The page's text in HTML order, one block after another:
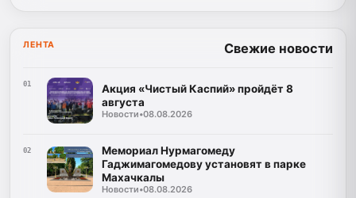
ЛЕНТА Свежие новости
01
Акция «Чистый Каспий» пройдёт 8
августа
Новости•08.08.2026
02
Мемориал Нурмагомеду
Гаджимагомедову установят в парке
Махачкалы
Новости•08.08.2026